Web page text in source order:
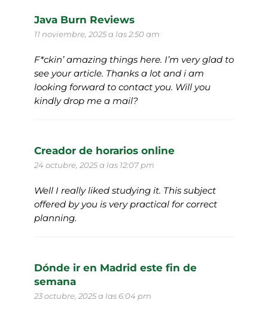
Java Burn Reviews
11 noviembre, 2025 a las 2:50 am
F*ckin’ amazing things here. I’m very glad to
see your article. Thanks a lot and i am
looking forward to contact you. Will you
kindly drop me a mail?
Creador de horarios online
24 octubre, 2025 a las 12:07 pm
Well I really liked studying it. This subject
offered by you is very practical for correct
planning.
Dónde ir en Madrid este fin de
semana
23 octubre, 2025 a las 6:04 pm